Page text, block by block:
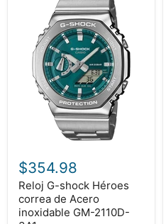
G-
shock
Héroes
correa
de
Acero
$354.98
Reloj G-shock Héroes
correa de Acero
inoxidable GM-2110D-